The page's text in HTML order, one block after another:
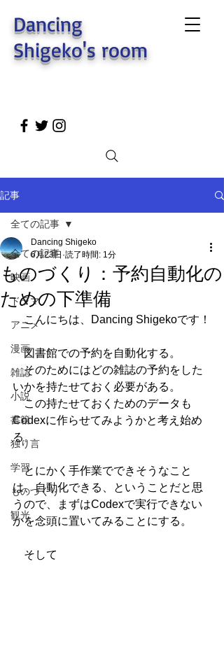
Dancing
Shigeko's room
記事
全ての記事
映画
ドラマ
アニメ
漫画
雑誌
小説
書籍
独り言
学習
ものづくり
観光
全ての記事
ものづくり：予約自動化の
ための下準備
Dancing Shigeko
6月23日 読了時間: 1分
こんにちは、Dancing Shigekoです！
図書館での予約を自動化する。
そのためにはどの雑誌の予約をした
いかを持たせておく必要がある。
この持たせておくためのデータも
Codexに作らせてみようかと考え始め
る。
とにかく手作業でできそうなこと
は、自動化できる、ということだと思
うので、まずはCodexで実行できない
かを念頭に置いてみることにする。
そして